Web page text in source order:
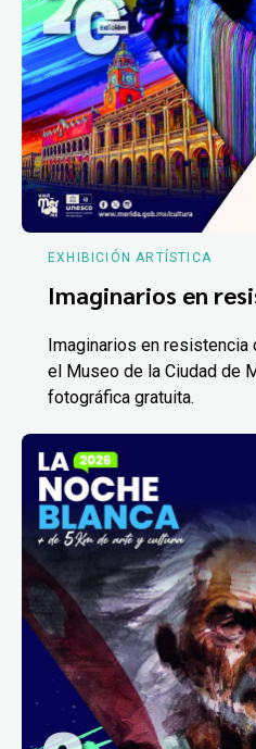
EXHIBICIÓN ARTÍSTICA
Imaginarios en
Imaginarios en resistencia
el Museo de la Ciudad de
fotográfica gratuita.